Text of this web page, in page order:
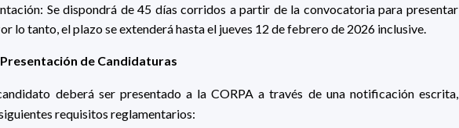
Se dispondrá de 45 días corridos a partir de la convocatoria para presentar
lo tanto, el plazo se extenderá hasta el jueves 12 de febrero de 2026 inclusive.
de Candidaturas
deberá ser presentado a la CORPA a través de una notificación escrita,
requisitos reglamentarios: